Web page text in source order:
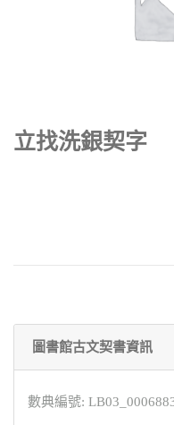
立找洗銀契字
圖書館古文契書資訊
數典編號: